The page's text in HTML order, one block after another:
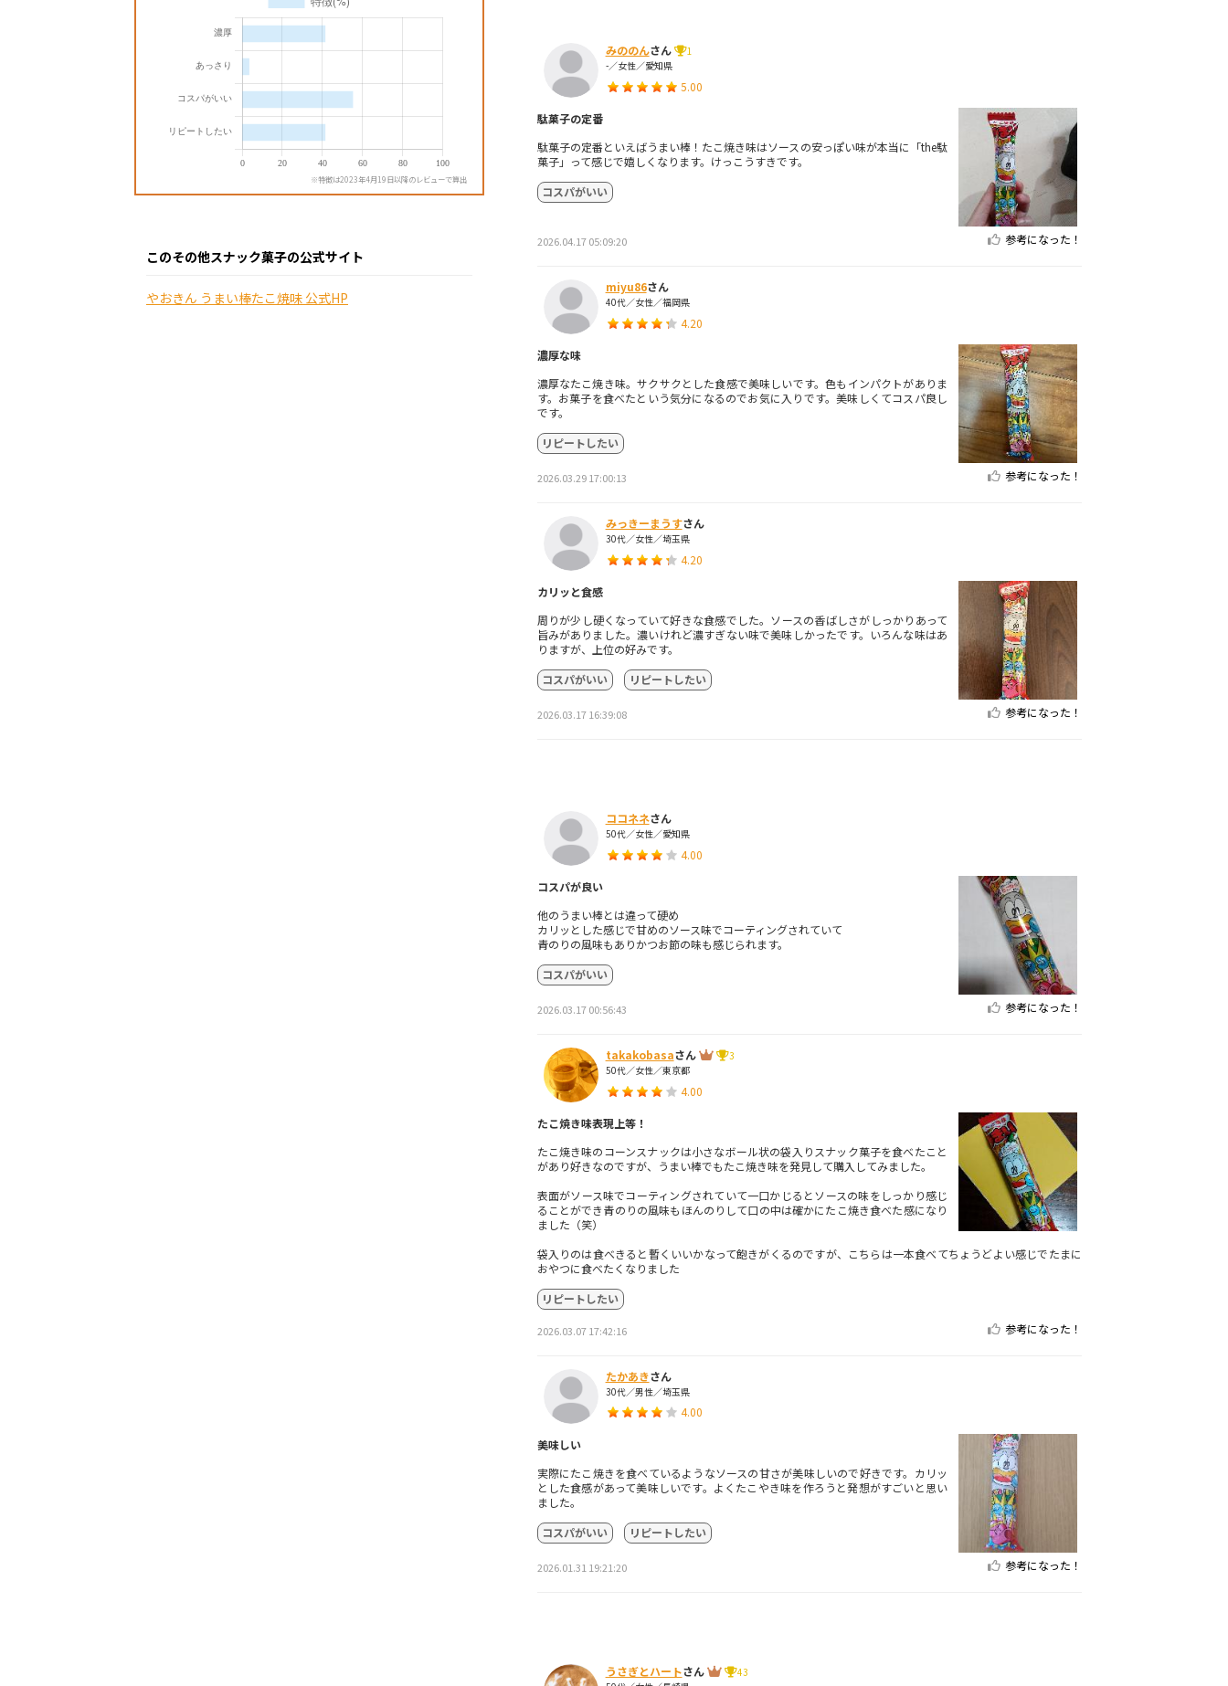
みののんさん
1
-／女性／愛知県
5.00
駄菓子の定番
駄菓子の定番といえばうまい棒！たこ焼き味はソースの安っぽい味が本当に「the駄
菓子」って感じで嬉しくなります。けっこうすきです。
コスパがいい
2026.04.17 05:09:20 参考になった！
miyu86さん
40代／女性／福岡県
4.20
濃厚な味
濃厚なたこ焼き味。サクサクとした食感で美味しいです。色もインパクトがありま
す。お菓子を食べたという気分になるのでお気に入りです。美味しくてコスパ良し
です。
リピートしたい
2026.03.29 17:00:13 参考になった！
みっきーまうすさん
30代／女性／埼玉県
4.20
カリッと食感
周りが少し硬くなっていて好きな食感でした。ソースの香ばしさがしっかりあって
旨みがありました。濃いけれど濃すぎない味で美味しかったです。いろんな味はあ
りますが、上位の好みです。
コスパがいい
リピートしたい
2026.03.17 16:39:08 参考になった！
ココネネさん
50代／女性／愛知県
4.00
コスパが良い
他のうまい棒とは違って硬め
カリッとした感じで甘めのソース味でコーティングされていて
青のりの風味もありかつお節の味も感じられます。
コスパがいい
2026.03.17 00:56:43 参考になった！
takakobasaさん
3
50代／女性／東京都
4.00
たこ焼き味表現上等！
たこ焼き味のコーンスナックは小さなボール状の袋入りスナック菓子を食べたこと
があり好きなのですが、うまい棒でもたこ焼き味を発見して購入してみました。
表面がソース味でコーティングされていて一口かじるとソースの味をしっかり感じ
ることができ青のりの風味もほんのりして口の中は確かにたこ焼き食べた感になり
ました（笑）
袋入りのは食べきると暫くいいかなって飽きがくるのですが、こちらは一本食べてちょうどよい感じでたまに
おやつに食べたくなりました
リピートしたい
2026.03.07 17:42:16 参考になった！
たかあきさん
30代／男性／埼玉県
4.00
美味しい
実際にたこ焼きを食べているようなソースの甘さが美味しいので好きです。カリッ
とした食感があって美味しいです。よくたこやき味を作ろうと発想がすごいと思い
ました。
コスパがいい
リピートしたい
2026.01.31 19:21:20 参考になった！
うさぎとハートさん
43
※特徴は2023年4月19日以降のレビューで算出
このその他スナック菓子の公式サイト
やおきん うまい棒たこ焼味 公式HP